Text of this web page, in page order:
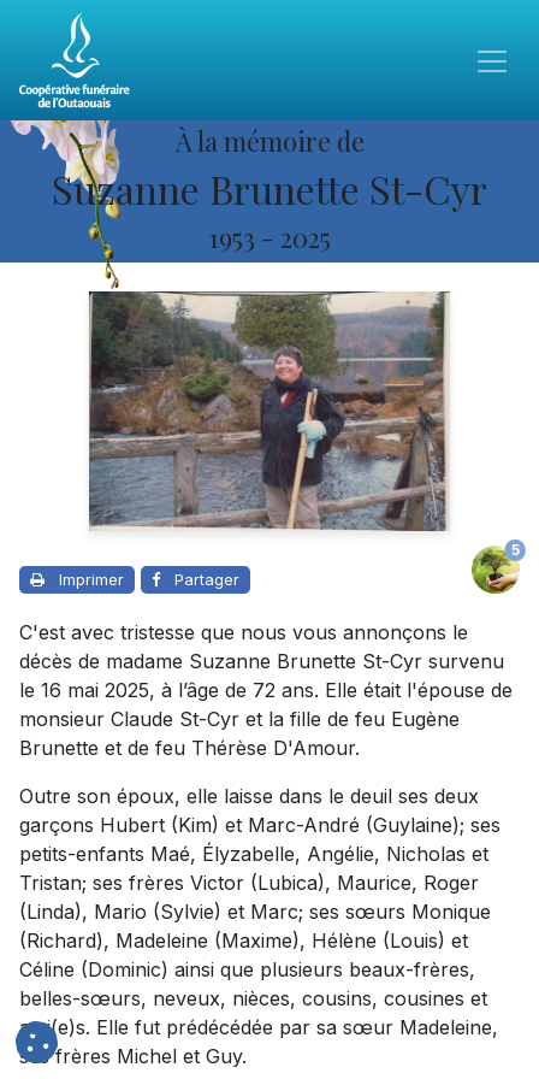
À la mémoire de
Suzanne Brunette St-Cyr
1953 - 2025
Imprimer Partager
5
C'est avec tristesse que nous vous annonçons le
décès de madame Suzanne Brunette St-Cyr survenu
le 16 mai 2025, à l’âge de 72 ans. Elle était l'épouse de
monsieur Claude St-Cyr et la fille de feu Eugène
Brunette et de feu Thérèse D'Amour.
Outre son époux, elle laisse dans le deuil ses deux
garçons Hubert (Kim) et Marc-André (Guylaine); ses
petits-enfants Maé, Élyzabelle, Angélie, Nicholas et
Tristan; ses frères Victor (Lubica), Maurice, Roger
(Linda), Mario (Sylvie) et Marc; ses sœurs Monique
(Richard), Madeleine (Maxime), Hélène (Louis) et
Céline (Dominic) ainsi que plusieurs beaux-frères,
belles-sœurs, neveux, nièces, cousins, cousines et
ami(e)s. Elle fut prédécédée par sa sœur Madeleine,
ses frères Michel et Guy.